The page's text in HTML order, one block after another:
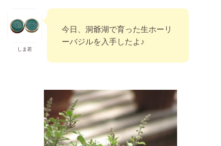
しま若
今日、洞爺湖で育った生ホーリ
ーバジルを入手したよ♪